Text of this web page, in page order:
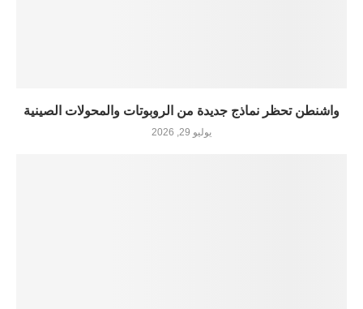
واشنطن تحظر نماذج جديدة من الروبوتات والمحولات الصينية
يوليو 29, 2026